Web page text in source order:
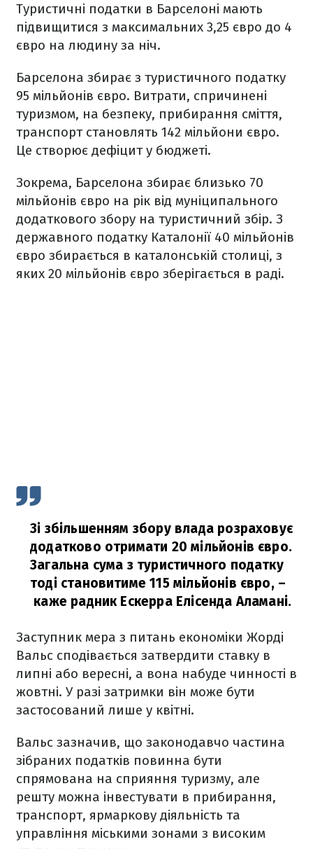
Туристичні податки в Барселоні мають
підвищитися з максимальних 3,25 євро до 4
євро на людину за ніч.
Барселона збирає з туристичного податку
95 мільйонів євро. Витрати, спричинені
туризмом, на безпеку, прибирання сміття,
транспорт становлять 142 мільйони євро.
Це створює дефіцит у бюджеті.
Зокрема, Барселона збирає близько 70
мільйонів євро на рік від муніципального
додаткового збору на туристичний збір. З
державного податку Каталонії 40 мільйонів
євро збирається в каталонській столиці, з
яких 20 мільйонів євро зберігається в раді.
Зі збільшенням збору влада розраховує
додатково отримати 20 мільйонів євро.
Загальна сума з туристичного податку
тоді становитиме 115 мільйонів євро, –
каже радник Ескерра Елісенда Аламані.
Заступник мера з питань економіки Жорді
Вальс сподівається затвердити ставку в
липні або вересні, а вона набуде чинності в
жовтні. У разі затримки він може бути
застосований лише у квітні.
Вальс зазначив, що законодавчо частина
зібраних податків повинна бути
спрямована на сприяння туризму, але
решту можна інвестувати в прибирання,
транспорт, ярмаркову діяльність та
управління міськими зонами з високим